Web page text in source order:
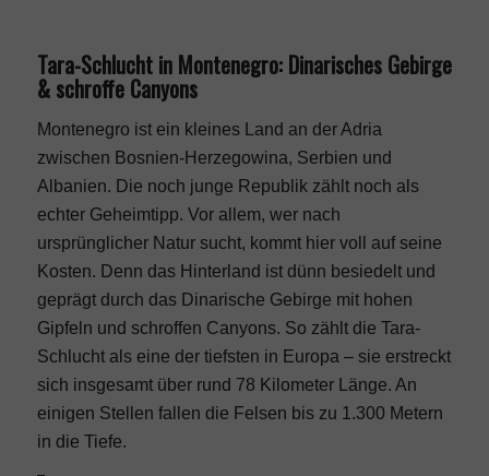
Tara-Schlucht in Montenegro: Dinarisches Gebirge
& schroffe Canyons
Montenegro ist ein kleines Land an der Adria
zwischen Bosnien-Herzegowina, Serbien und
Albanien. Die noch junge Republik zählt noch als
echter Geheimtipp. Vor allem, wer nach
ursprünglicher Natur sucht, kommt hier voll auf seine
Kosten. Denn das Hinterland ist dünn besiedelt und
geprägt durch das Dinarische Gebirge mit hohen
Gipfeln und schroffen Canyons. So zählt die Tara-
Schlucht als eine der tiefsten in Europa – sie erstreckt
sich insgesamt über rund 78 Kilometer Länge. An
einigen Stellen fallen die Felsen bis zu 1.300 Metern
in die Tiefe.